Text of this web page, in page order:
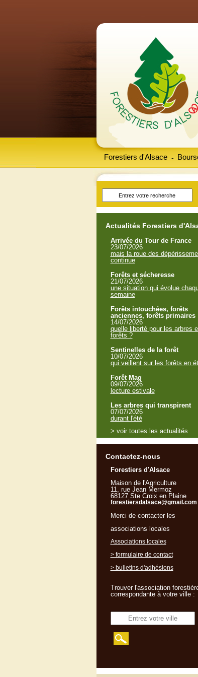
Forestiers d'Alsace -
Actualités Forestiers
Arrivée du Tour de France
23/07/2026
mais la roue des
continue
Forêts et sécheresse
21/07/2026
une situation qui évolue
semaine
Forêts intouchées, forêts
anciennes, forêts primaires
14/07/2026
quelle liberté pour les arbres
forêts ?
Sentinelles de la forêt
10/07/2026
qui veillent sur les forêts en
Forêt Mag
09/07/2026
lecture estivale
Les arbres qui transpirent
07/07/2026
durant l'été
> voir toutes les actualités
Contactez-nous
Forestiers d'Alsace
Maison de l'Agriculture
11, rue Jean Mermoz
68127 Ste Croix en Plaine
forestiersdalsace@gmail.com
Merci de contacter les
associations locales
Associations locales
> formulaire de contact
> bulletins d'adhésions
Trouver l'association
correspondante à votre ville :